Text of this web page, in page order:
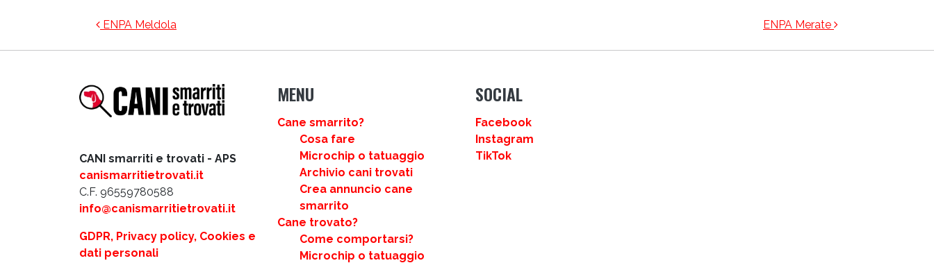
NAVIGAZIONE ARTICOLI
ENPA Meldola ENPA Merate
CANI smarriti e trovati - APS
canismarritietrovati.it
C.F. 96559780588
info@canismarritietrovati.it
GDPR, Privacy policy, Cookies e
dati personali
MENU
Cane smarrito?
Cosa fare
Microchip o tatuaggio
Archivio cani trovati
Crea annuncio cane
smarrito
Cane trovato?
Come comportarsi?
Microchip o tatuaggio
SOCIAL
Facebook
Instagram
TikTok